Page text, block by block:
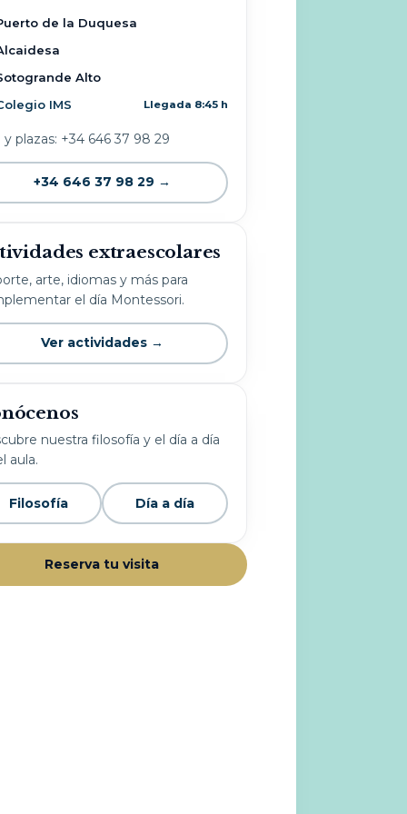
de la Duquesa
Alto
IMS
Llegada 8:45 h
plazas: +34 646 37 98 29
+34 646 37 98 29 →
extraescolares
arte, idiomas y más para
el día Montessori.
Ver actividades →
nuestra filosofía y el día a día
aula.
Filosofía Día a día
Reserva tu visita